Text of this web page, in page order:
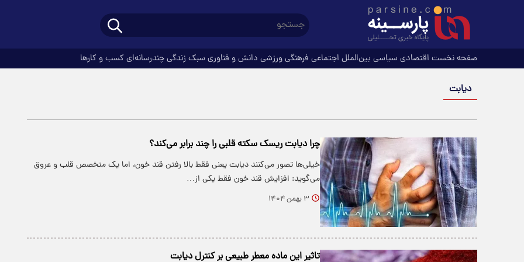
صفحه نخست اقتصادی سیاسی بین‌الملل اجتماعی فرهنگیورزشی دانش و فناوری سبک زندگیچندرسانه‌ای کسب و کارها
دیابت
چرا دیابت ریسک سکته قلبی را چند برابر می‌کند؟
خیلی‌ها تصور می‌کنند دیابت یعنی فقط بالا رفتن قند خون، اما یک متخصص قلب و عروق
می‌گوید: افزایش قند خون فقط یکی از…
۳ بهمن ۱۴۰۴
تاثیر این ماده معطر طبیعی بر کنترل دیابت